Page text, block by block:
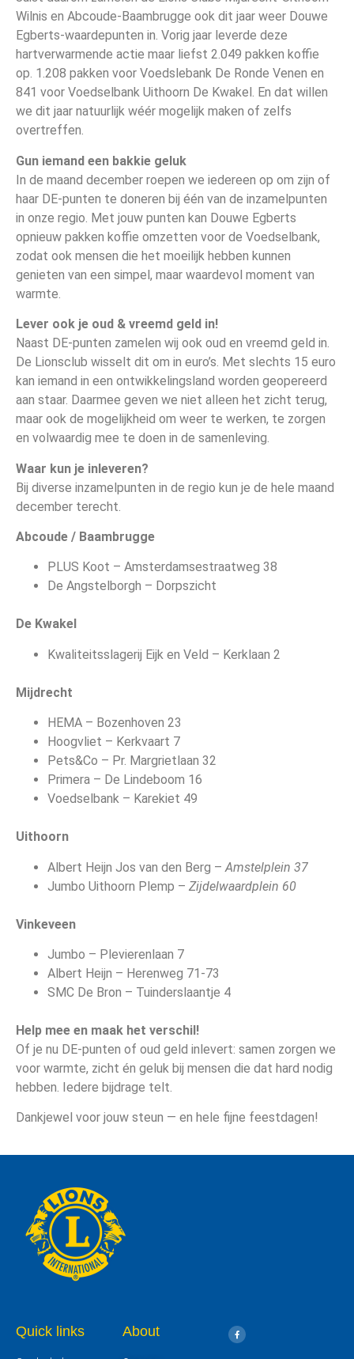
Wilnis en Abcoude-Baambrugge ook dit jaar weer Douwe
Egberts-waardepunten in. Vorig jaar leverde deze
hartverwarmende actie maar liefst 2.049 pakken koffie
op. 1.208 pakken voor Voedslebank De Ronde Venen en
841 voor Voedselbank Uithoorn De Kwakel. En dat willen
we dit jaar natuurlijk wéér mogelijk maken of zelfs
overtreffen.
Gun iemand een bakkie geluk
In de maand december roepen we iedereen op om zijn of
haar DE-punten te doneren bij één van de inzamelpunten
in onze regio. Met jouw punten kan Douwe Egberts
opnieuw pakken koffie omzetten voor de Voedselbank,
zodat ook mensen die het moeilijk hebben kunnen
genieten van een simpel, maar waardevol moment van
warmte.
Lever ook je oud & vreemd geld in!
Naast DE-punten zamelen wij ook oud en vreemd geld in.
De Lionsclub wisselt dit om in euro’s. Met slechts 15 euro
kan iemand in een ontwikkelingsland worden geopereerd
aan staar. Daarmee geven we niet alleen het zicht terug,
maar ook de mogelijkheid om weer te werken, te zorgen
en volwaardig mee te doen in de samenleving.
Waar kun je inleveren?
Bij diverse inzamelpunten in de regio kun je de hele maand
december terecht.
Abcoude / Baambrugge
PLUS Koot – Amsterdamsestraatweg 38
De Angstelborgh – Dorpszicht
De Kwakel
Kwaliteitsslagerij Eijk en Veld – Kerklaan 2
Mijdrecht
HEMA – Bozenhoven 23
Hoogvliet – Kerkvaart 7
Pets&Co – Pr. Margrietlaan 32
Primera – De Lindeboom 16
Voedselbank – Karekiet 49
Uithoorn
Albert Heijn Jos van den Berg – Amstelplein 37
Jumbo Uithoorn Plemp – Zijdelwaardplein 60
Vinkeveen
Jumbo – Plevierenlaan 7
Albert Heijn – Herenweg 71-73
SMC De Bron – Tuinderslaantje 4
Help mee en maak het verschil!
Of je nu DE-punten of oud geld inlevert: samen zorgen we
voor warmte, zicht én geluk bij mensen die dat hard nodig
hebben. Iedere bijdrage telt.
Dankjewel voor jouw steun — en hele fijne feestdagen!
Quick links About